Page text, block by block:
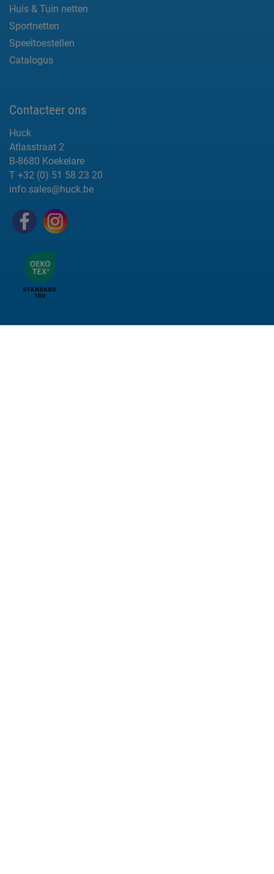
Huis & Tuin netten
Sportnetten
Speeltoestellen
Catalogus
Contacteer ons
Huck
Atlasstraat 2
B-8680 Koekelare
T +32 (0) 51 58 23 20
info.sales@huck.be